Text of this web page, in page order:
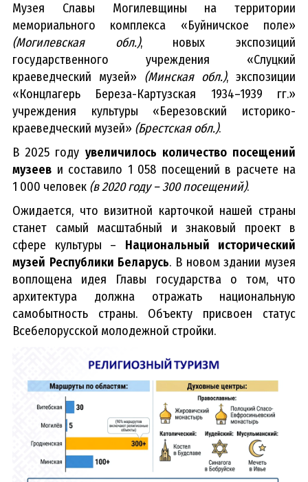
Музея Славы Могилевщины на территории
мемориального комплекса «Буйничское поле»
(Могилевская обл.), новых экспозиций
государственного учреждения «Слуцкий
краеведческий музей» (Минская обл.), экспозиции
«Концлагерь Береза-Картузская 1934–1939 гг.»
учреждения культуры «Березовский историко-
краеведческий музей» (Брестская обл.).
В 2025 году увеличилось количество посещений
музеев и составило 1 058 посещений в расчете на
1 000 человек (в 2020 году – 300 посещений).
Ожидается, что визитной карточкой нашей страны
станет самый масштабный и знаковый проект в
сфере культуры – Национальный исторический
музей Республики Беларусь. В новом здании музея
воплощена идея Главы государства о том, что
архитектура должна отражать национальную
самобытность страны. Объекту присвоен статус
Всебелорусской молодежной стройки.